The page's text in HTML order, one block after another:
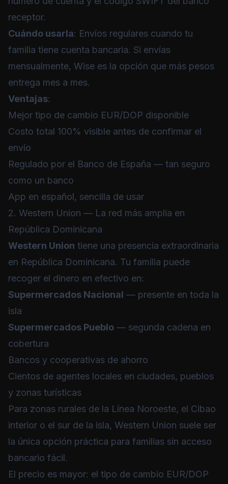
receptor.
Cuándo usarla: Envíos regulares cuando tu
familia tiene cuenta bancaria. Si envías
mensualmente, Wise es la opción que más pesos
entrega mes a mes.
Ventajas:
Mejor tipo de cambio EUR/DOP disponible
Costo total 100% visible antes de confirmar el
envío
Regulado por el Banco de España — tan seguro
como un banco
App en español, sencilla de usar
2. Western Union — La red más amplia en
República Dominicana
Western Union tiene una presencia extraordinaria
en República Dominicana. Tu familia puede
recoger el dinero en efectivo en:
Supermercados Nacional — presente en toda la
isla
Supermercados Pueblo — segunda cadena en
cobertura
Bancos y cooperativas de ahorro
Cientos de agentes locales en ciudades, pueblos
y zonas turísticas
Para zonas rurales de la Línea Noroeste, el Cibao
interior o el sur de la isla, Western Union suele ser
la única opción práctica para familias sin acceso
bancario fácil.
El precio es mayor: el tipo de cambio EUR/DOP